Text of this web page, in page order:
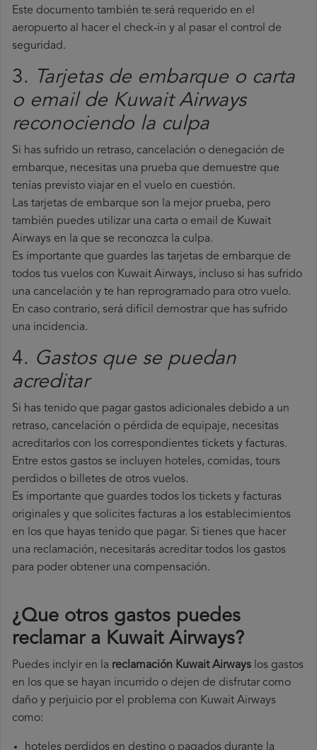
Este documento también te será requerido en el
aeropuerto al hacer el check-in y al pasar el control de
seguridad.
3.
Tarjetas de embarque o carta
o email de Kuwait Airways
reconociendo la culpa
Si has sufrido un retraso, cancelación o denegación de
embarque, necesitas una prueba que demuestre que
tenías previsto viajar en el vuelo en cuestión.
Las tarjetas de embarque son la mejor prueba, pero
también puedes utilizar una carta o email de Kuwait
Airways en la que se reconozca la culpa.
Es importante que guardes las tarjetas de embarque de
todos tus vuelos con Kuwait Airways, incluso si has sufrido
una cancelación y te han reprogramado para otro vuelo.
En caso contrario, será difícil demostrar que has sufrido
una incidencia.
4. Gastos que se puedan
acreditar
Si has tenido que pagar gastos adicionales debido a un
retraso, cancelación o pérdida de equipaje, necesitas
acreditarlos con los correspondientes tickets y facturas.
Entre estos gastos se incluyen hoteles, comidas, tours
perdidos o billetes de otros vuelos.
Es importante que guardes todos los tickets y facturas
originales y que solicites facturas a los establecimientos
en los que hayas tenido que pagar. Si tienes que hacer
una reclamación, necesitarás acreditar todos los gastos
para poder obtener una compensación.
¿Que otros gastos puedes
reclamar a Kuwait Airways​?
Puedes inclyir en la reclamación Kuwait Airways los gastos
en los que se hayan incurrido o dejen de disfrutar como
daño y perjuicio por el problema con Kuwait Airways
como:
hoteles perdidos en destino o pagados durante la